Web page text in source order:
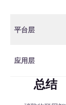
平台层
应用层
总结